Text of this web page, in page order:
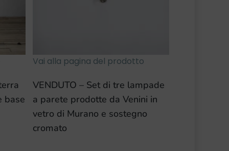
base
Vai alla pagina del prodotto
VENDUTO – Set di tre lampade
a parete prodotte da Venini in
vetro di Murano e sostegno
cromato